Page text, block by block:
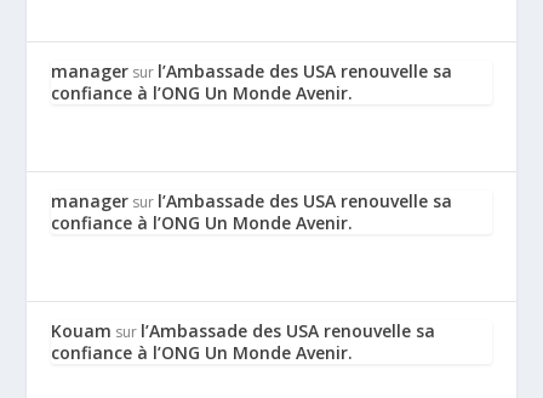
manager sur l’Ambassade des USA renouvelle sa
confiance à l’ONG Un Monde Avenir.
manager sur l’Ambassade des USA renouvelle sa
confiance à l’ONG Un Monde Avenir.
Kouam sur l’Ambassade des USA renouvelle sa
confiance à l’ONG Un Monde Avenir.